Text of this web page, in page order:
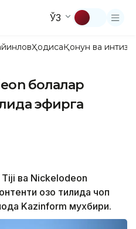
ЎЗ
ҲодисаҚонун ва
болалар
эфирга
Tiji ва Nickelodeon
қозоқ тилида чоп
Kazinform мухбири.